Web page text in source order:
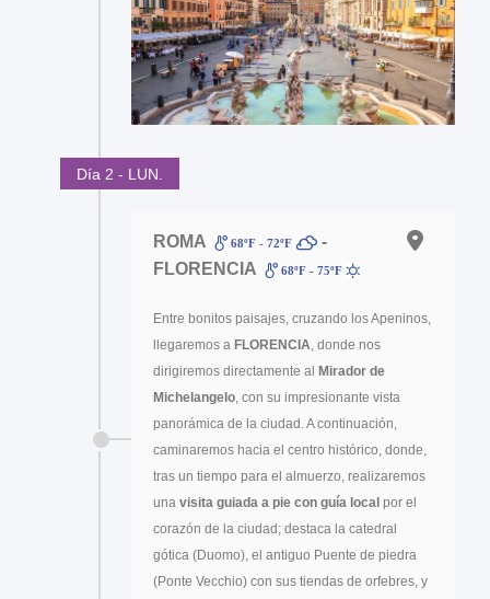
Día 2 - LUN.
ROMA 68ºF - 72ºF
-
FLORENCIA
68ºF - 75ºF
Entre bonitos paisajes, cruzando los Apeninos,
llegaremos a FLORENCIA, donde nos
dirigiremos directamente al Mirador de
Michelangelo, con su impresionante vista
panorámica de la ciudad. A continuación,
caminaremos hacia el centro histórico, donde,
tras un tiempo para el almuerzo, realizaremos
una visita guiada a pie con guía local por el
corazón de la ciudad; destaca la catedral
gótica (Duomo), el antiguo Puente de piedra
(Ponte Vecchio) con sus tiendas de orfebres, y